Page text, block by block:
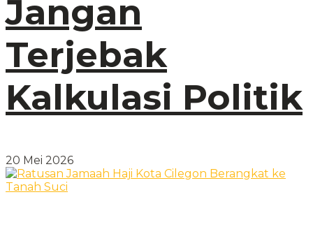
Jangan
Terjebak
Kalkulasi Politik
20 Mei 2026